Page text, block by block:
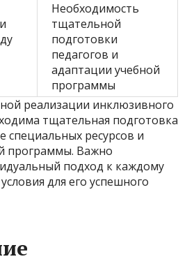
Необходимость
тщательной
подготовки
педагогов и
адаптации учебной
программы
реализации инклюзивного
тщательная подготовка
специальных ресурсов и
программы. Важно
подход к каждому
для его успешного